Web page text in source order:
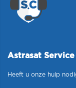
Astrasat
Heeft u onze hulp